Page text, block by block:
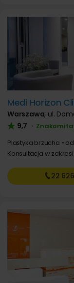
Medi Horizon
Warszawa, ul.
9,7 • Znakomita
Plastyka brzucha od
Konsultacja w
22 626